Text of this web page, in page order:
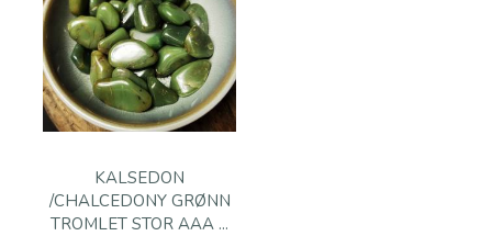
KALSEDON
/CHALCEDONY GRØNN
TROMLET STOR AAA ...